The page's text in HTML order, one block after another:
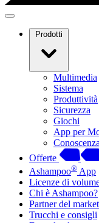
Prodotti
Multimedia
Sistema
Produttività
Sicurezza
Giochi
App per
Offerte
Ashampoo® App
Licenze di
Chi è Ashampoo?
Partner del
Trucchi e consigli